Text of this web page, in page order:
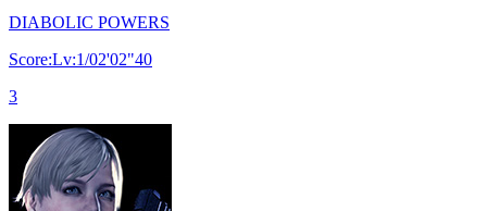
DIABOLIC POWERS
Score:Lv:1/02'02"40
3